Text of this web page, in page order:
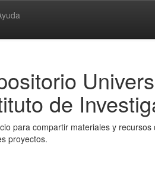
de
para compartir materiales y
proyectos.